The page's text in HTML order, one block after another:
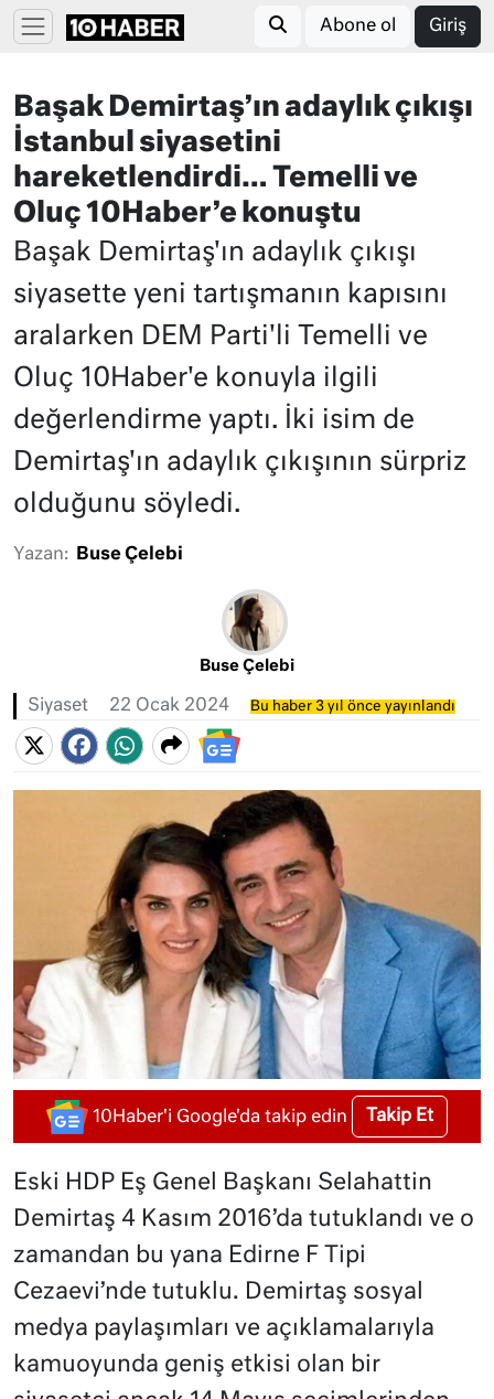
Abone ol Giriş
Başak Demirtaş’ın adaylık çıkışı
İstanbul siyasetini
hareketlendirdi… Temelli ve
Oluç 10Haber’e konuştu
Başak Demirtaş'ın adaylık çıkışı
siyasette yeni tartışmanın kapısını
aralarken DEM Parti'li Temelli ve
Oluç 10Haber'e konuyla ilgili
değerlendirme yaptı. İki isim de
Demirtaş'ın adaylık çıkışının sürpriz
olduğunu söyledi.
Yazan: Buse Çelebi
Buse Çelebi
Siyaset 22 Ocak 2024 Bu haber 3 yıl önce yayınlandı
10Haber'i Google'da takip edin Takip Et
Eski HDP Eş Genel Başkanı Selahattin
Demirtaş 4 Kasım 2016’da tutuklandı ve o
zamandan bu yana Edirne F Tipi
Cezaevi’nde tutuklu. Demirtaş sosyal
medya paylaşımları ve açıklamalarıyla
kamuoyunda geniş etkisi olan bir